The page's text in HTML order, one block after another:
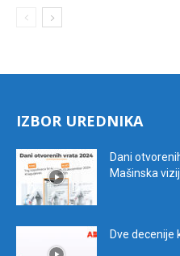
IZBOR UREDNIKA
Dani
Mašinska
Dve decenije